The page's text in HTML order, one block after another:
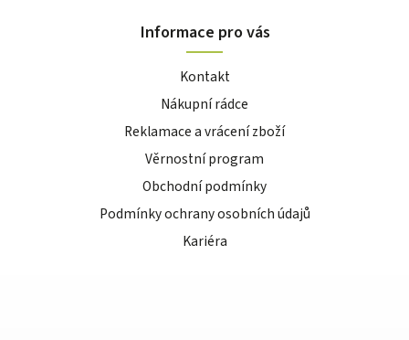
Informace pro vás
Kontakt
Nákupní rádce
Reklamace a vrácení zboží
Věrnostní program
Obchodní podmínky
Podmínky ochrany osobních údajů
Kariéra